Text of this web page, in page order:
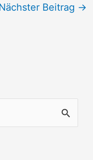
Beitrag →